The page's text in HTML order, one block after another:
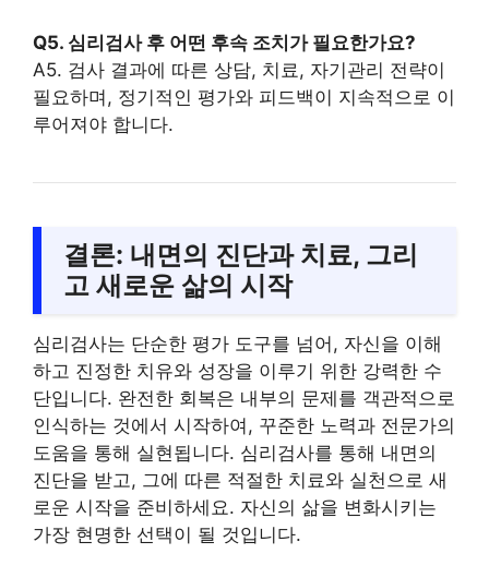
Q5. 심리검사 후 어떤 후속 조치가 필요한가요?
A5. 검사 결과에 따른 상담, 치료, 자기관리 전략이
필요하며, 정기적인 평가와 피드백이 지속적으로 이
루어져야 합니다.
결론: 내면의 진단과 치료, 그리
고 새로운 삶의 시작
심리검사는 단순한 평가 도구를 넘어, 자신을 이해
하고 진정한 치유와 성장을 이루기 위한 강력한 수
단입니다. 완전한 회복은 내부의 문제를 객관적으로
인식하는 것에서 시작하여, 꾸준한 노력과 전문가의
도움을 통해 실현됩니다. 심리검사를 통해 내면의
진단을 받고, 그에 따른 적절한 치료와 실천으로 새
로운 시작을 준비하세요. 자신의 삶을 변화시키는
가장 현명한 선택이 될 것입니다.